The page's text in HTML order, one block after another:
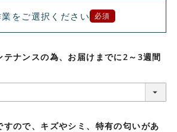
をご選択ください 必須
テナンスの為、お届けまでに2～3週間
すので、キズやシミ、特有の匂いがあ